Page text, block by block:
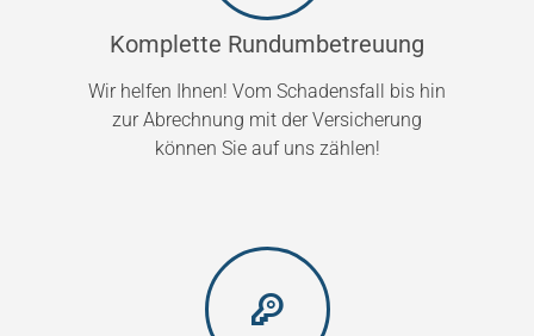
Komplette Rundumbetreuung
Wir helfen Ihnen! Vom Schadensfall bis hin
zur Abrechnung mit der Versicherung
können Sie auf uns zählen!